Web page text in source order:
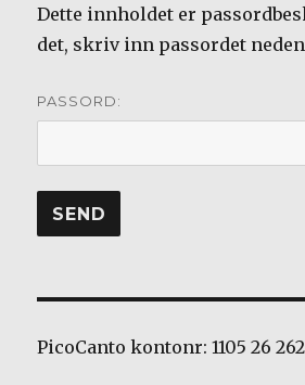
Dette innholdet er
det, skriv inn passordet
PASSORD:
PicoCanto kontonr: 1105 26